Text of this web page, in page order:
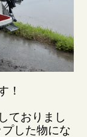
！
ておりまし
した物にな